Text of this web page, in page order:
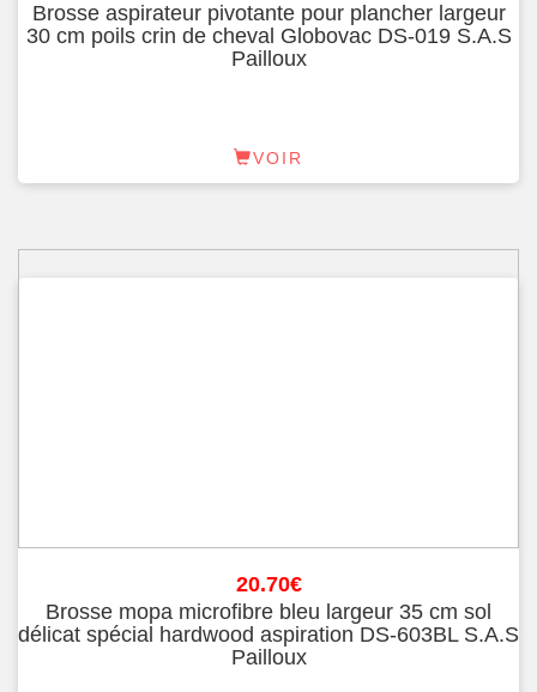
Brosse aspirateur pivotante pour plancher largeur
30 cm poils crin de cheval Globovac DS-019 S.A.S
Pailloux
VOIR
20.70€
Brosse mopa microfibre bleu largeur 35 cm sol
délicat spécial hardwood aspiration DS-603BL S.A.S
Pailloux